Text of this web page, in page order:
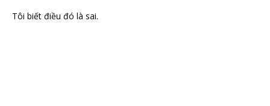
Tôi biết điều đó là sai.